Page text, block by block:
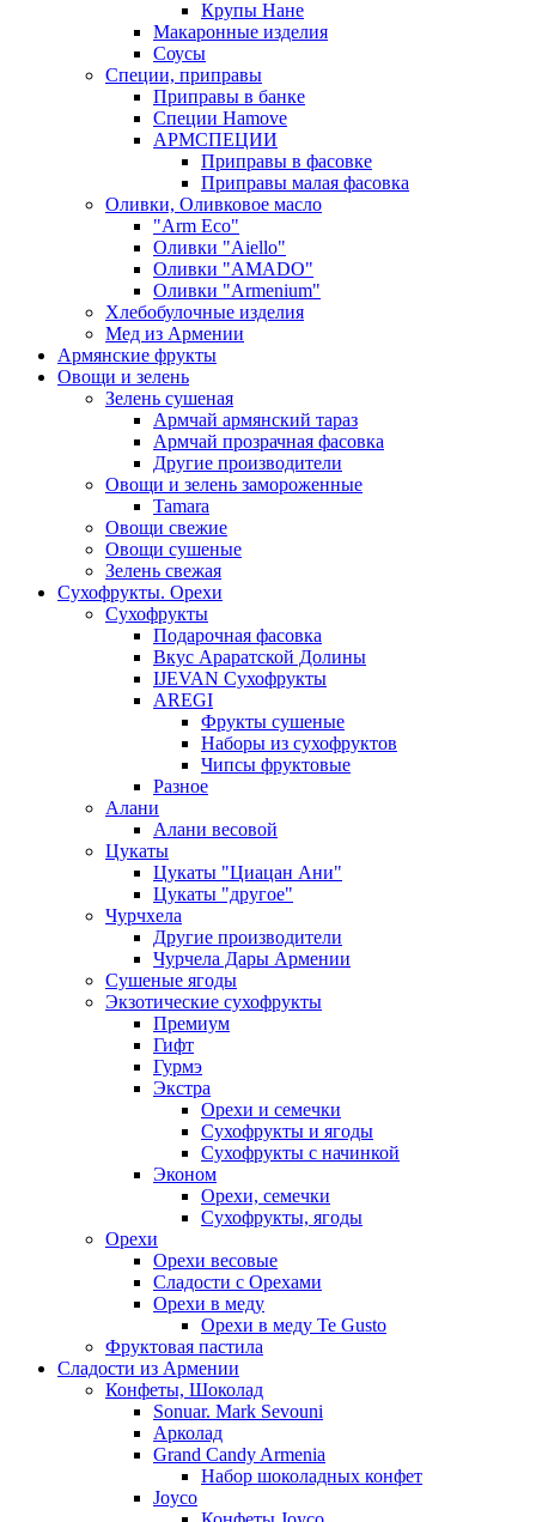
Крупы Нане
Макаронные изделия
Соусы
Специи, приправы
Приправы в банке
Специи Hamove
АРМСПЕЦИИ
Приправы в фасовке
Приправы малая фасовка
Оливки, Оливковое масло
"Arm Eco"
Оливки "Aiello"
Оливки "AMADO"
Оливки "Armenium"
Хлебобулочные изделия
Мед из Армении
Армянские фрукты
Овощи и зелень
Зелень сушеная
Армчай армянский тараз
Армчай прозрачная фасовка
Другие производители
Овощи и зелень замороженные
Tamara
Овощи свежие
Овощи сушеные
Зелень свежая
Сухофрукты. Орехи
Сухофрукты
Подарочная фасовка
Вкус Араратской Долины
IJEVAN Сухофрукты
AREGI
Фрукты сушеные
Наборы из сухофруктов
Чипсы фруктовые
Разное
Алани
Алани весовой
Цукаты
Цукаты "Циацан Ани"
Цукаты "другое"
Чурчхела
Другие производители
Чурчела Дары Армении
Сушеные ягоды
Экзотические сухофрукты
Премиум
Гифт
Гурмэ
Экстра
Орехи и семечки
Сухофрукты и ягоды
Сухофрукты с начинкой
Эконом
Орехи, семечки
Сухофрукты, ягоды
Орехи
Орехи весовые
Сладости с Орехами
Орехи в меду
Орехи в меду Te Gusto
Фруктовая пастила
Сладости из Армении
Конфеты, Шоколад
Sonuar. Mark Sevouni
Арколад
Grand Candy Armenia
Набор шоколадных конфет
Joyco